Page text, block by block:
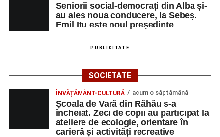
Seniorii social-democrați din Alba și-
au ales noua conducere, la Sebeș.
Emil Itu este noul președinte
PUBLICITATE
SOCIETATE
ÎNVĂȚĂMÂNT-CULTURĂ acum o săptămână
Școala de Vară din Răhău s-a
încheiat. Zeci de copii au participat la
ateliere de ecologie, orientare în
carieră și activități recreative